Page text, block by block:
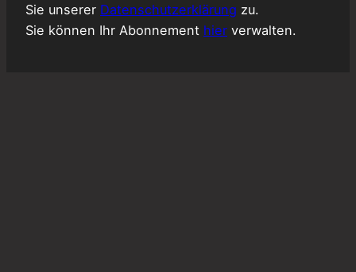
Sie unserer Datenschutzerklärung zu.
Sie können Ihr Abonnement hier verwalten.